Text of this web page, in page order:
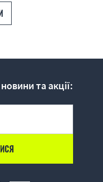
та акції: